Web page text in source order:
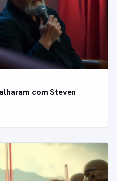
com Steven